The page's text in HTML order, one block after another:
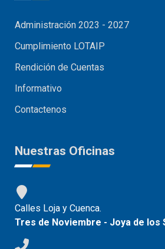
Administración 2023 - 2027
Cumplimiento LOTAIP
Rendición de Cuentas
Informativo
Contactenos
Nuestras Oficinas
Calles Loja y Cuenca.
Tres de Noviembre - Joya de los